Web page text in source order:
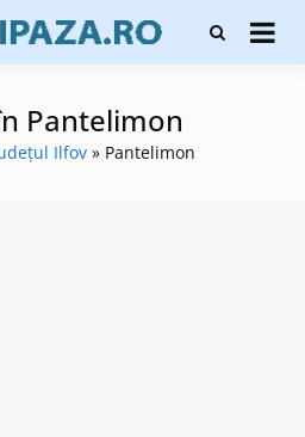
Firme de
protecție și
alarmare și
evaluatori de
Pantelimon
Ilfov Pantelimon